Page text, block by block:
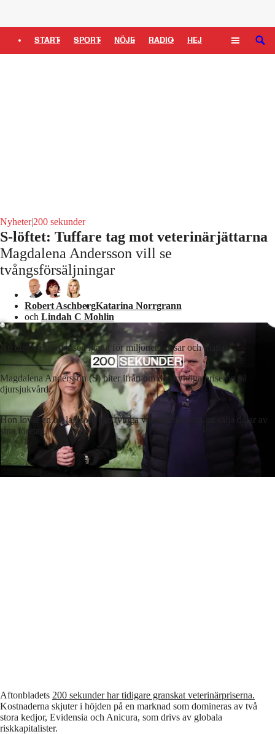
START SPORT NÖJE RADIO HEJ SÖK
Nyheter|200 sekunder
S-löftet: Tuffare tag mot veterinärjättarna
Magdalena Andersson vill se
tvångsförsäljningar
Robert AschbergKatarina Norrgrann
och Lindah C Mohlin
Laddar ...
Nu drar val(p)rörelsen igång för miljoner hussar och mattar.
Magdalena Andersson (S) biter ifrån om de skyhöga priserna på
djursjukvård.
Hon lovar en ny lag som kan tvinga veterinärjättarna att sälja delar av
sina företag.
Aftonbladets 200 sekunder har tidigare granskat veterinärpriserna.
Kostnaderna skjuter i höjden på en marknad som domineras av två
stora kedjor, Evidensia och Anicura, som drivs av globala
riskkapitalister.